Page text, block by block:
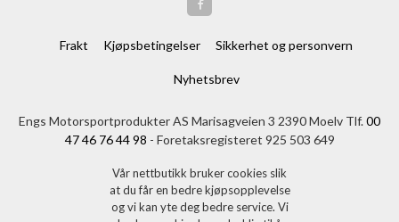
Frakt Kjøpsbetingelser Sikkerhet og personvern
Nyhetsbrev
Engs Motorsportprodukter AS Marisagveien 3 2390 Moelv Tlf.00
47 46 76 44 98 - Foretaksregisteret 925 503 649
Vår nettbutikk bruker cookies slik
at du får en bedre kjøpsopplevelse
og vi kan yte deg bedre service. Vi